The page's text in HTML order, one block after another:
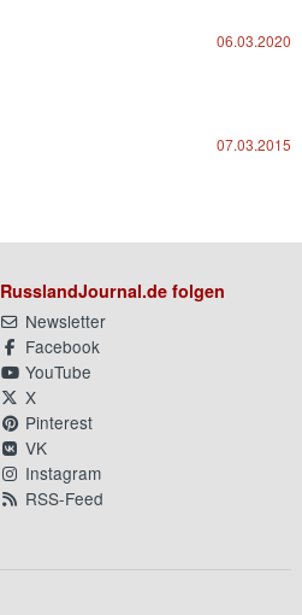
06.03.2020
07.03.2015
RusslandJournal.de folgen
Newsletter
Facebook
YouTube
X
Pinterest
VK
Instagram
RSS-Feed